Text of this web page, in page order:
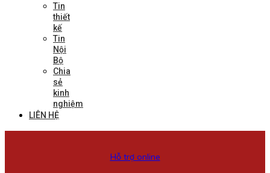
Tin
thiết
kế
Tin
Nội
Bộ
Chia
sẻ
kinh
nghiệm
LIÊN HỆ
Hỗ trợ online